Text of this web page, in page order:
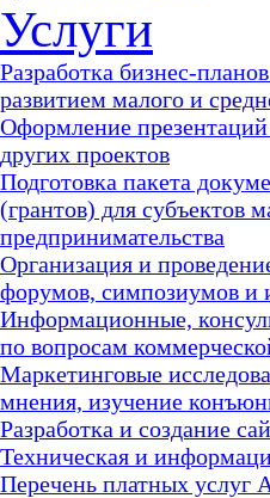
Услуги
Разработка бизнес-
развитием малого и
Оформление
других проектов
Подготовка пакета
(грантов) для субъектов
предпринимательства
Организация и
форумов, симпозиумов и
Информационные,
по вопросам
Маркетинговые
мнения, изучение
Разработка и создание
Техническая и
Перечень платных услуг